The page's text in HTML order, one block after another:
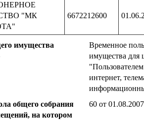
"МК
6672212600
имущества
Временное
имущества для
интернет,
общего собрания
на котором
60 от 01.08.2007